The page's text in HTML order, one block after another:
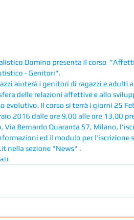
Domino presenta il corso
- Genitori".
aiuterà i genitori di ragazzi e adulti
delle relazioni affettive e allo
evolutivo. Il corso si terrà i giorni 25
2016 dalle ore 9,00 alle ore 13,00
Via Bernardo Quaranta 57, Milano,
ed il modulo per l'iscrizione
nella sezione "News" .